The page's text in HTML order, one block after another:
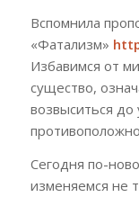
Вспомнила
«Фатализм»
Избавимся от
существо,
возвыситься
Сегодня по-
изменяемся не